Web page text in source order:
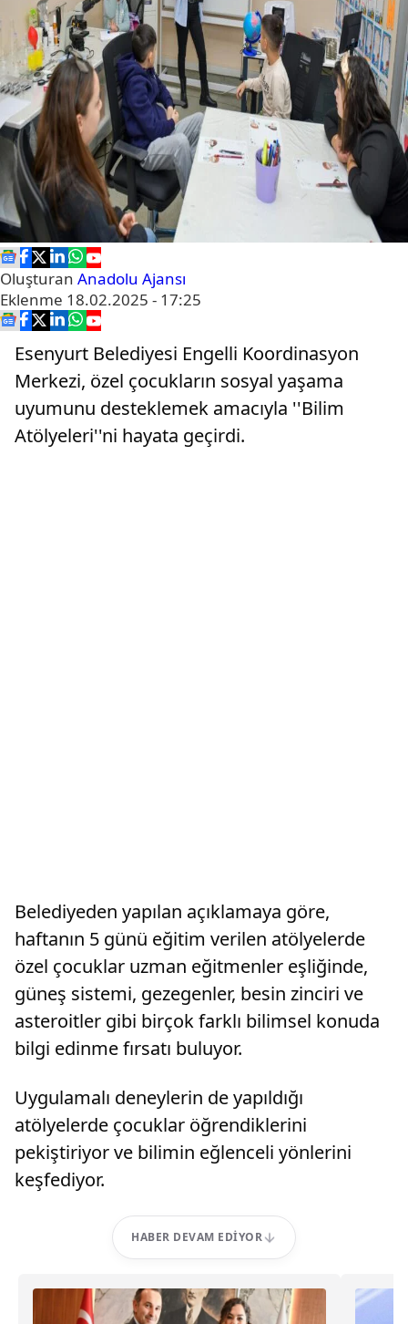
Oluşturan Anadolu Ajansı
Eklenme 18.02.2025 - 17:25
Esenyurt Belediyesi Engelli Koordinasyon
Merkezi, özel çocukların sosyal yaşama
uyumunu desteklemek amacıyla ''Bilim
Atölyeleri''ni hayata geçirdi.
Belediyeden yapılan açıklamaya göre,
haftanın 5 günü eğitim verilen atölyelerde
özel çocuklar uzman eğitmenler eşliğinde,
güneş sistemi, gezegenler, besin zinciri ve
asteroitler gibi birçok farklı bilimsel konuda
bilgi edinme fırsatı buluyor.
Uygulamalı deneylerin de yapıldığı
atölyelerde çocuklar öğrendiklerini
pekiştiriyor ve bilimin eğlenceli yönlerini
keşfediyor.
HABER DEVAM EDIYOR